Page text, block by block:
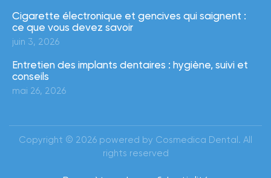
Cigarette électronique et gencives qui saignent :
ce que vous devez savoir
juin 3, 2026
Entretien des implants dentaires : hygiène, suivi et
conseils
mai 26, 2026
Copyright © 2026 powered by Cosmedica Dental. All
rights reserved